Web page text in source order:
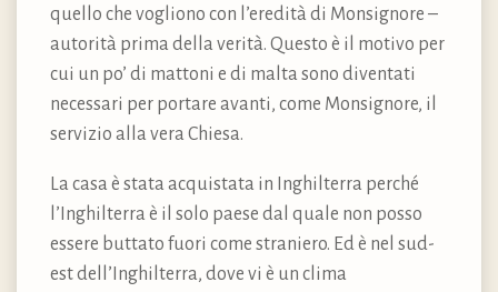
quello che vogliono con l’eredità di Monsignore –
autorità prima della verità. Questo è il motivo per
cui un po’ di mattoni e di malta sono diventati
necessari per portare avanti, come Monsignore, il
servizio alla vera Chiesa.
La casa è stata acquistata in Inghilterra perché
l’Inghilterra è il solo paese dal quale non posso
essere buttato fuori come straniero. Ed è nel sud-
est dell’Inghilterra, dove vi è un clima